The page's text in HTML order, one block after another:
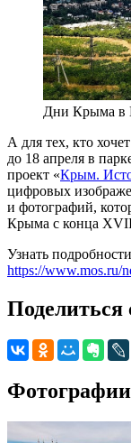
Дни Крыма в
А для тех, кто
до 18 апреля в
проект «Крым.
цифровых
и фотографий,
Крыма с конца
Узнать
https://www.mos.ru/
Поделиться